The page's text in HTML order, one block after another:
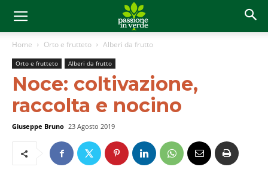
Home Orto e frutteto Alberi da frutto
Orto e frutteto Alberi da frutto
Noce: coltivazione,
raccolta e nocino
Giuseppe Bruno 23 Agosto 2019